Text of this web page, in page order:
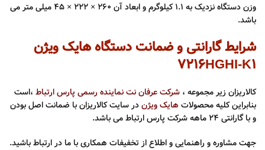
وزن دستگاه نزدیک به 1.1 کیلوگرم و ابعاد آن
260 × 222 × 45
میلی متر می
باشد.
شرایط گارانتی و ضمانت دستگاه هایک ویژن
۷۲۱۶HGHI-K1
کالاریزان زیر مجموعه ، شرکت عرفان نت نماینده رسمی پارس ارتباط ،است
بنابراین کلیه محصولات هایک ویژندر سایت کالاریزان با ضمانت اصل بودن
و با گارانتی ۲۴ ماهه شرکت پارس ارتباط می باشد.
جهت مشاوره و راهنمایی و اطلاع از تخفیفات همکاری با ما در ارتباط باشید.